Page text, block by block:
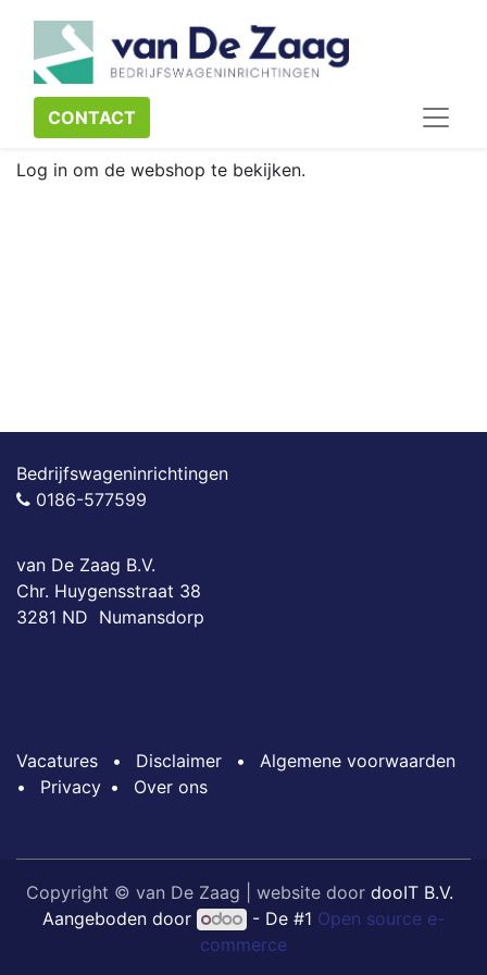
CONTACT​​​​
Log in om de webshop te bekijken.
Bedrijfswageninrichtingen
0186-577599
van De Zaag B.V.
Chr. Huygensstraat 38
3281 ND Numansdorp
Vacatures • Disclaimer •
Algemene voorwaarden
•
Privacy • Over ons
Copyright © van De Zaag | website door dooIT B.V.
Aangeboden door
- De #1 Open source e-
commerce